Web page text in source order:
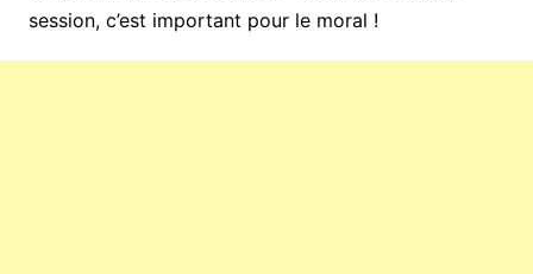
session, c’est important pour le moral !